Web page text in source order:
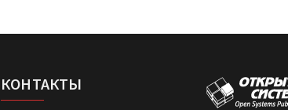
КОНТАКТЫ